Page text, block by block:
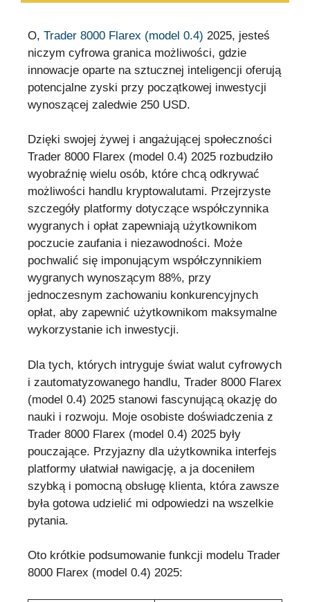
O, Trader 8000 Flarex (model 0.4) 2025, jesteś
niczym cyfrowa granica możliwości, gdzie
innowacje oparte na sztucznej inteligencji oferują
potencjalne zyski przy początkowej inwestycji
wynoszącej zaledwie 250 USD.
Dzięki swojej żywej i angażującej społeczności
Trader 8000 Flarex (model 0.4) 2025 rozbudziło
wyobraźnię wielu osób, które chcą odkrywać
możliwości handlu kryptowalutami. Przejrzyste
szczegóły platformy dotyczące współczynnika
wygranych i opłat zapewniają użytkownikom
poczucie zaufania i niezawodności. Może
pochwalić się imponującym współczynnikiem
wygranych wynoszącym 88%, przy
jednoczesnym zachowaniu konkurencyjnych
opłat, aby zapewnić użytkownikom maksymalne
wykorzystanie ich inwestycji.
Dla tych, których intryguje świat walut cyfrowych
i zautomatyzowanego handlu, Trader 8000 Flarex
(model 0.4) 2025 stanowi fascynującą okazję do
nauki i rozwoju. Moje osobiste doświadczenia z
Trader 8000 Flarex (model 0.4) 2025 były
pouczające. Przyjazny dla użytkownika interfejs
platformy ułatwiał nawigację, a ja doceniłem
szybką i pomocną obsługę klienta, która zawsze
była gotowa udzielić mi odpowiedzi na wszelkie
pytania.
Oto krótkie podsumowanie funkcji modelu Trader
8000 Flarex (model 0.4) 2025: